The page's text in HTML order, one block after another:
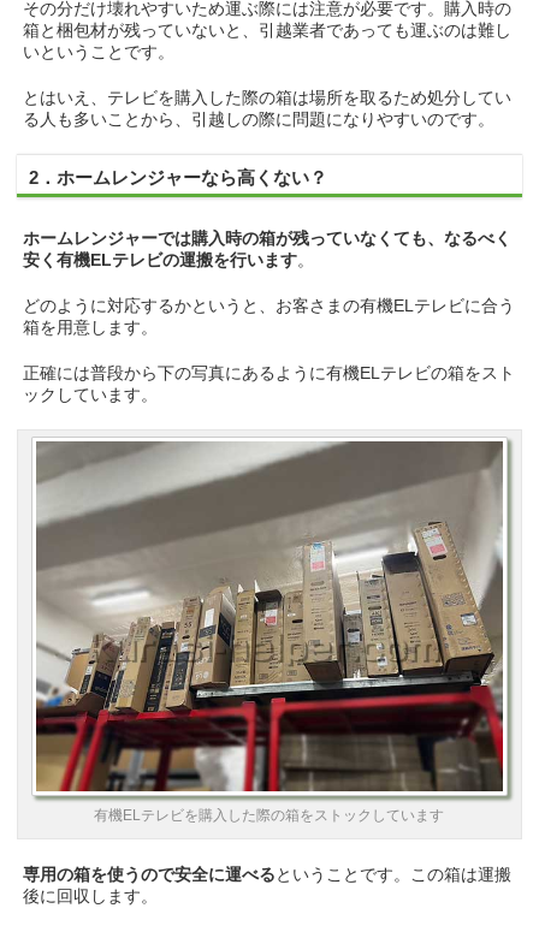
その分だけ壊れやすいため運ぶ際には注意が必要です。購入時の
箱と梱包材が残っていないと、引越業者であっても運ぶのは難し
いということです。
とはいえ、テレビを購入した際の箱は場所を取るため処分してい
る人も多いことから、引越しの際に問題になりやすいのです。
2．ホームレンジャーなら高くない？
ホームレンジャーでは購入時の箱が残っていなくても、なるべく
安く有機ELテレビの運搬を行います。
どのように対応するかというと、お客さまの有機ELテレビに合う
箱を用意します。
正確には普段から下の写真にあるように有機ELテレビの箱をスト
ックしています。
有機ELテレビを購入した際の箱をストックしています
専用の箱を使うので安全に運べるということです。この箱は運搬
後に回収します。